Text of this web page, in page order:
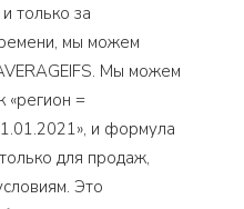
только за
мы можем
Мы можем
«регион =
и формула
для продаж,
Это